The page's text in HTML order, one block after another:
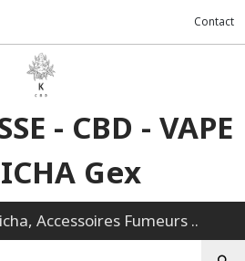
Contact
- CBD - VAPE
Gex
Accessoires Fumeurs ..